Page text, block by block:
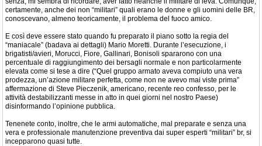
certamente, anche dei non “militari” quali erano le donne e gli uomini delle BR,
conoscevano, almeno teoricamente, il problema del fuoco amico.
E così deve essere stato quando fu preparato il piano sotto la regia del
“maniacale” (badava ai dettagli) Mario Moretti. Durante l’esecuzione, i
brigatisti/avieri, Morucci, Fiore, Gallinari, Bonisoli spararono con una
percentuale di raggiungimento dei bersagli normale e non particolarmente
elevata come si tese a dire (“Quel gruppo armato aveva compiuto una vera
prodezza, un’azione militare perfetta, come non ne avevo mai viste prima”
affermazione di Steve Pieczenik, americano, recente reo confesso, per le
attività destabilizzanti messe in atto in quei giorni nel nostro Paese)
disinformando l’opinione pubblica.
Tenenete conto, inoltre, che le armi automatiche, mal preparate e senza una
vera e professionale manutenzione preventiva dai super esperti “militari” br, si
incepparono quasi tutte.